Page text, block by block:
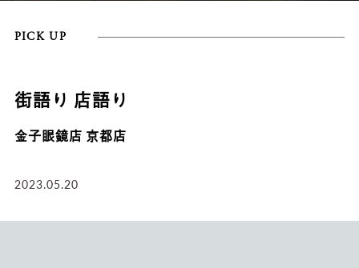
PICK UP
街語り 店語り
金子眼鏡店 京都店
2023.05.20